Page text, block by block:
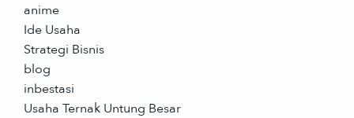
anime
Ide Usaha
Strategi Bisnis
blog
inbestasi
Usaha Ternak Untung Besar